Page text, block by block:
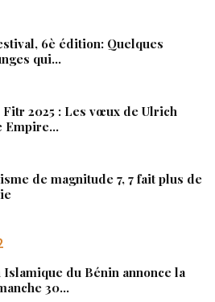
6è édition: Quelques
qui…
2025 : Les vœux de Ulrich
Empire…
de magnitude 7, 7 fait plus de
Islamique du Bénin annonce la
30…